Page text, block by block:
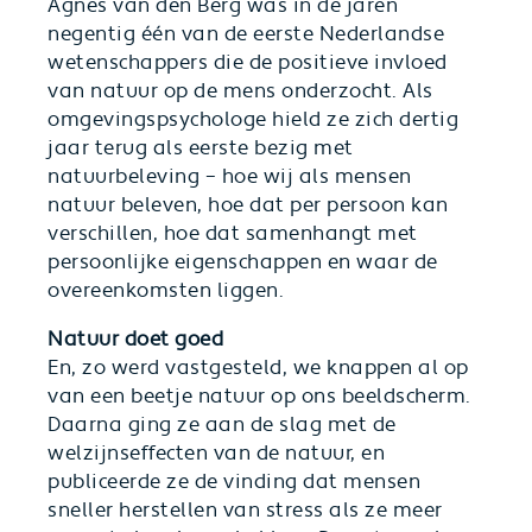
Agnes van den Berg was in de jaren
negentig één van de eerste Nederlandse
wetenschappers die de positieve invloed
van natuur op de mens onderzocht. Als
omgevingspsychologe hield ze zich dertig
jaar terug als eerste bezig met
natuurbeleving – hoe wij als mensen
natuur beleven, hoe dat per persoon kan
verschillen, hoe dat samenhangt met
persoonlijke eigenschappen en waar de
overeenkomsten liggen.
Natuur doet goed
En, zo werd vastgesteld, we knappen al op
van een beetje natuur op ons beeldscherm.
Daarna ging ze aan de slag met de
welzijnseffecten van de natuur, en
publiceerde ze de vinding dat mensen
sneller herstellen van stress als ze meer